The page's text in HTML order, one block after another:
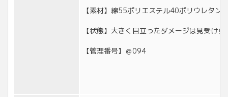
【素材】綿55ポリエステル40ポリウレタン5
【状態】大きく目立ったダメージは見受け
【管理番号】＠094